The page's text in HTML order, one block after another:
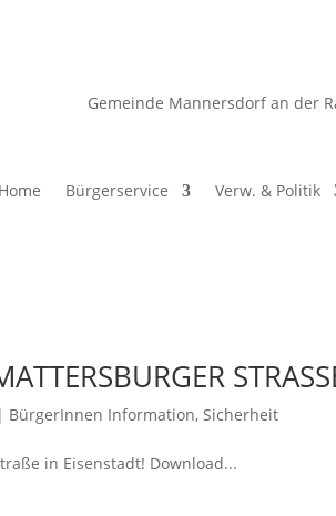
Gemeinde Mannersdorf an der
Home Bürgerservice Verw. & Politik
| BürgerInnen Information,Sicherheit
in Eisenstadt! Download...